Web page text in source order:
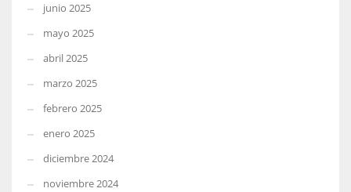
junio 2025
mayo 2025
abril 2025
marzo 2025
febrero 2025
enero 2025
diciembre 2024
noviembre 2024